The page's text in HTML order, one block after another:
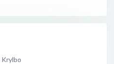
Krylbo